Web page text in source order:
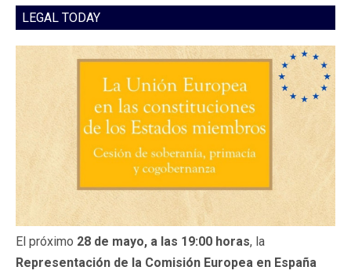
LEGAL TODAY
El próximo 28 de mayo, a las 19:00 horas, la
Representación de la Comisión Europea en España